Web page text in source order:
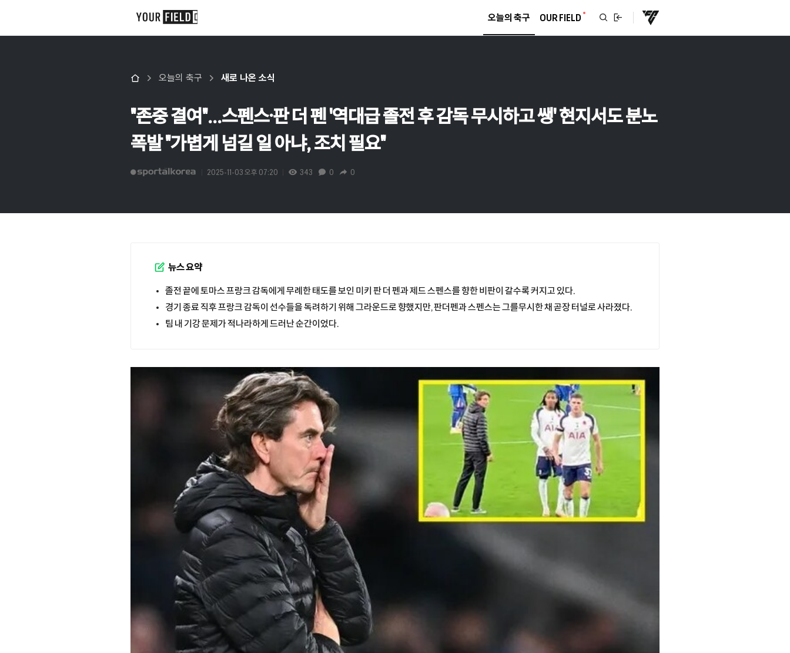
오늘의 축구 OUR FIELD
오늘의 축구 새로 나온 소식
"존중 결여"...스펜스·판 더 펜 '역대급 졸전 후 감독 무시하고 쌩' 현지서도 분노
폭발 "가볍게 넘길 일 아냐, 조치 필요"
2025-11-03 오후 07:20 343 0 0
뉴스 요약
졸전 끝에 토마스 프랑크 감독에게 무례한 태도를 보인 미키 판 더 펜과 제드 스펜스를 향한 비판이 갈수록 커지고 있다.
경기 종료 직후 프랑크 감독이 선수들을 독려하기 위해 그라운드로 향했지만, 판더펜과 스펜스는 그를무시한 채 곧장 터널로 사라졌다.
팀 내 기강 문제가 적나라하게 드러난 순간이었다.